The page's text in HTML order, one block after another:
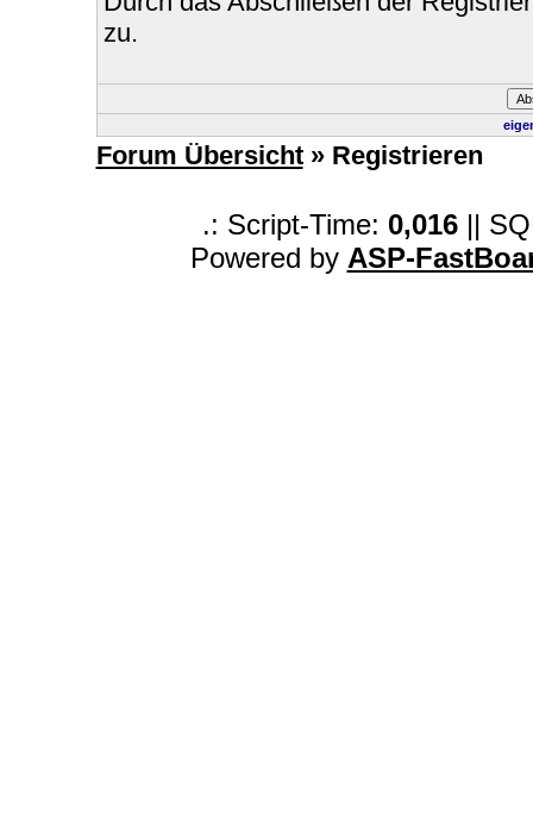
zu.
Forum Übersicht» Registrieren
.: Script-Time: 0,016||
Powered by ASP-